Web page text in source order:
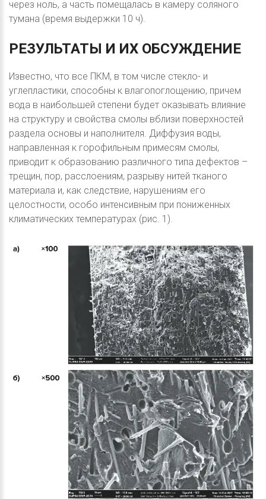
через ноль, а часть помещалась в камеру соляного
тумана (время выдержки 10 ч).
РЕЗУЛЬТАТЫ И ИХ ОБСУЖДЕНИЕ
Известно, что все ПКМ, в том числе стекло- и
углепластики, способны к влагопоглощению, причем
вода в наибольшей степени будет оказывать влияние
на структуру и свойства смолы вблизи поверхностей
раздела основы и наполнителя. Диффузия воды,
направленная к горофильным примесям смолы,
приводит к образованию различного типа дефектов –
трещин, пор, расслоениям, разрыву нитей тканого
материала и, как следствие, нарушениям его
целостности, особо интенсивным при пониженных
климатических температурах (рис. 1).